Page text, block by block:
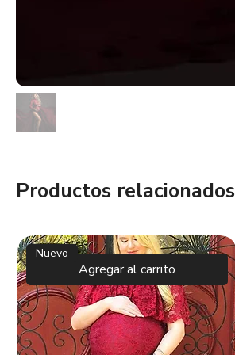
Productos relacionados
Agregar al carrito
Nuevo